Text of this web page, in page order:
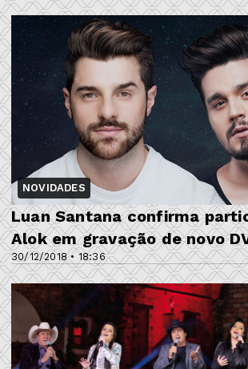
NOVIDADES
30/12/2018 • 18:36
Luan Santana confirma
Alok em gravação de novo